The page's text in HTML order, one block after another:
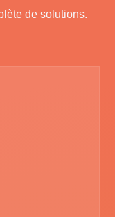
de solutions.